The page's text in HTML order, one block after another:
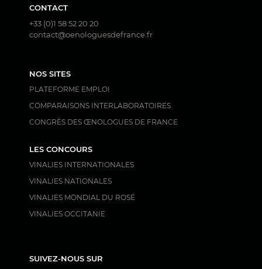
CONTACT
+33 (0)1 58 52 20 20
contact@oenologuesdefrance.fr
NOS SITES
PLATEFORME EMPLOI
COMPARAISONS INTERLABORATOIRES
CONGRÈS DES ŒNOLOGUES DE FRANCE
LES CONCOURS
VINALIES INTERNATIONALES
VINALIES NATIONALES
VINALIES MONDIAL DU ROSÉ
VINALIES OCCITANIE
SUIVEZ-NOUS SUR